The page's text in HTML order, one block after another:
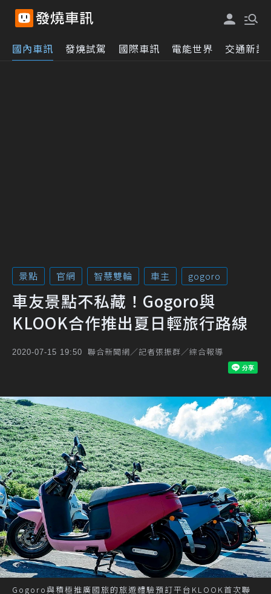
國內車訊 發燒試駕 國際車訊 電能世界 交通新訊
景點 官網 智慧雙輪 車主 gogoro
車友景點不私藏！Gogoro與
KLOOK合作推出夏日輕旅行路線
2020-07-15 19:50 聯合新聞網／記者張振群／綜合報導
Gogoro與積極推廣國旅的旅遊體驗預訂平台KLOOK首次聯